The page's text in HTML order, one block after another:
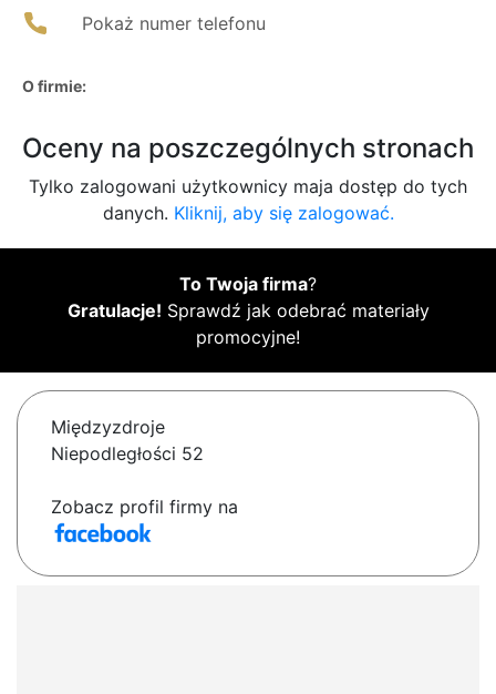
Pokaż numer telefonu
O firmie:
Oceny na poszczególnych stronach
Tylko zalogowani użytkownicy maja dostęp do tych
danych. Kliknij, aby się zalogować.
To Twoja firma?
Gratulacje! Sprawdź jak odebrać materiały
promocyjne!
Międzyzdroje
Niepodległości 52
Zobacz profil firmy na